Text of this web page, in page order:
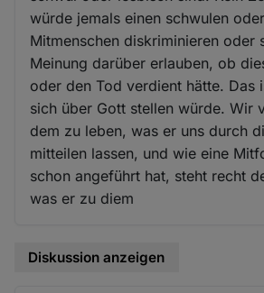
würde jemals einen schwulen
Mitmenschen diskriminieren oder
Meinung darüber erlauben, ob
oder den Tod verdient hätte. Das
sich über Gott stellen würde. Wir
dem zu leben, was er uns durch
mitteilen lassen, und wie eine
schon angeführt hat, steht recht
was er zu diem
Diskussion anzeigen